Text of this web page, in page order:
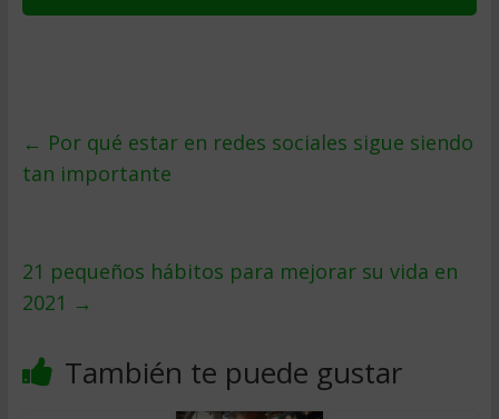
← Por qué estar en redes sociales sigue siendo
tan importante
21 pequeños hábitos para mejorar su vida en
2021 →
También te puede gustar